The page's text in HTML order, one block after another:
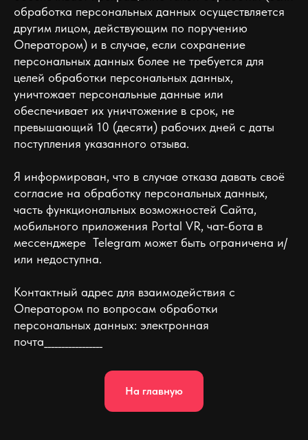
обработка персональных данных осуществляется
другим лицом, действующим по поручению
Оператором) и в случае, если сохранение
персональных данных более не требуется для
целей обработки персональных данных,
уничтожает персональные данные или
обеспечивает их уничтожение в срок, не
превышающий 10 (десяти) рабочих дней с даты
поступления указанного отзыва.
Я информирован, что в случае отказа давать своё
согласие на обработку персональных данных,
часть функциональных возможностей Сайта,
мобильного приложения Portal VR, чат-бота в
мессенджере Telegram может быть ограничена и/
или недоступна.
Контактный адрес для взаимодействия с
Оператором по вопросам обработки
персональных данных: электронная
почта_________________
На главную